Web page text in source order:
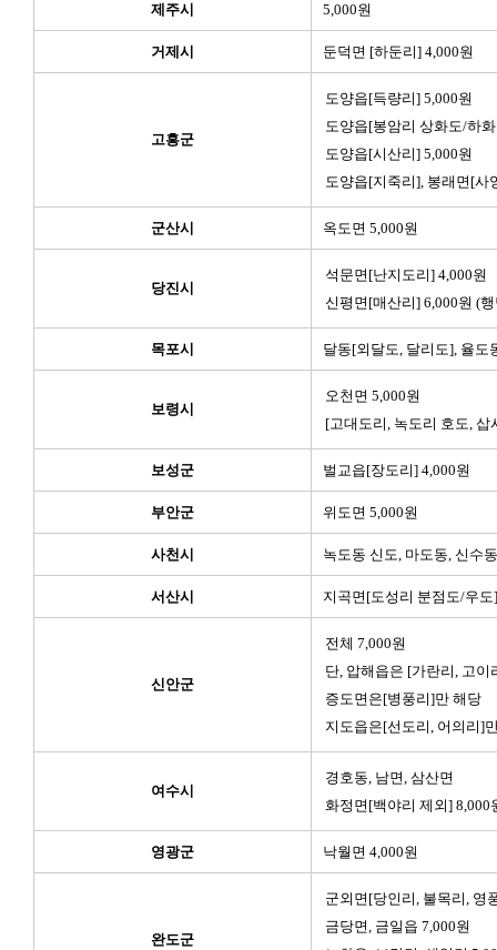
제주시 5,000원
거제시 둔덕면 [하둔리] 4,000원
고흥군
도양읍[득량리] 5,000원
도양읍[봉암리 상화도/하
도양읍[시산리] 5,000원
도양읍[지죽리], 봉래면[사
군산시 옥도면 5,000원
당진시
석문면[난지도리] 4,000원
신평면[매산리] 6,000원 (
목포시 달동[외달도, 달리도], 율도
보령시
오천면 5,000원
[고대도리, 녹도리 호도,
보성군 벌교읍[장도리] 4,000원
부안군 위도면 5,000원
사천시 녹도동 신도, 마도동, 신수
서산시 지곡면[도성리 분점도/우도
신안군
전체 7,000원
단, 압해읍은 [가란리, 고이
증도면은[병풍리]만 해당
지도읍은[선도리, 어의리]
여수시
경호동, 남면, 삼산면
화정면[백야리 제외] 8,000
영광군 낙월면 4,000원
완도군
군외면[당인리, 불목리, 영
금당면, 금일읍 7,000원